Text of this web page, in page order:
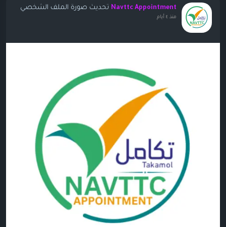
Navttc Appointment تحديث صورة الملف الشخصي
منذ ٤ أيام